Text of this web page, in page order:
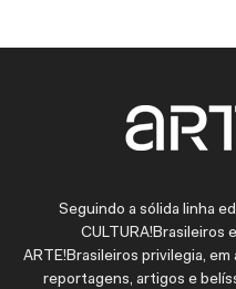
Seguindo a sólida linha
CULTURA!Brasileiros
ARTE!Brasileiros privilegia,
reportagens, artigos e